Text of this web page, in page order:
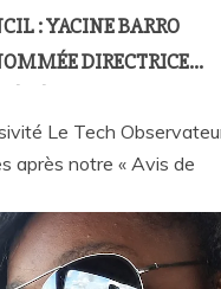
: YACINE BARRO
DIRECTRICE
ET L’AFRIQUE
Le Tech
après notre « Avis de